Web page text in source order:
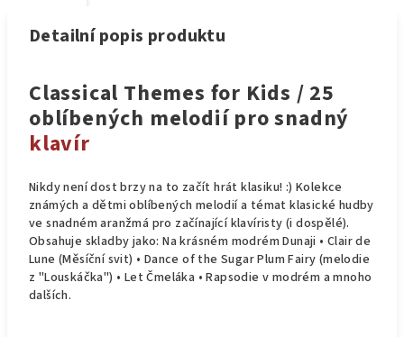
Detailní popis produktu
Classical Themes for Kids / 25
oblíbených melodií pro snadný
klavír
Nikdy není dost brzy na to začít hrát klasiku! :) Kolekce
známých a dětmi oblíbených melodií a témat klasické hudby
ve snadném aranžmá pro začínající klavíristy (i dospělé).
Obsahuje skladby jako: Na krásném modrém Dunaji • Clair de
Lune (Měsíční svit) • Dance of the Sugar Plum Fairy (melodie
z "Louskáčka") • Let Čmeláka • Rapsodie v modrém a mnoho
dalších.